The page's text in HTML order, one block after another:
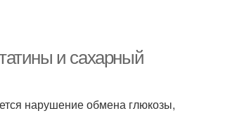
и сахарный
нарушение обмена глюкозы,